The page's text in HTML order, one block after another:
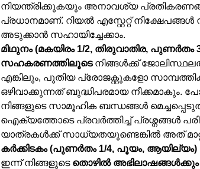
നിയന്ത്രിക്കുകയും അനാവശ്യ
പ്രധാനമാണ്. റിയൽ എസ്റ്റേറ്റ്
അടുക്കാൻ സഹായിച്ചേക്കാം.
മിഥുനം (മകയിരം 1/2, തിരുവാതിര, പുണർതം
സഹകരണത്തിലൂടെനിങ്ങൾക്ക്
എങ്കിലും, പുതിയ പ്രോജക്റ്റുകളോ
ഒഴിവാക്കുന്നത് ബുദ്ധിപരമായ നീക്കമാകും.
നിങ്ങളുടെ സാമൂഹിക ബന്ധങ്ങൾ
ഐക്യത്തോടെ പ്രവർത്തിച്ച് പ്രശ്നങ്ങൾ
യാത്രകൾക്ക് സാധ്യതയുണ്ടെങ്കിൽ അത്
കർക്കിടകം (പുണർതം 1/4, പൂയം, ആയില്യം)
ഇന്ന് നിങ്ങളുടെ തൊഴിൽ അഭിലാഷങ്ങൾക്കും